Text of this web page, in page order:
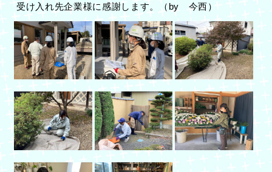
受け入れ先企業様に感謝します。（by 今西）